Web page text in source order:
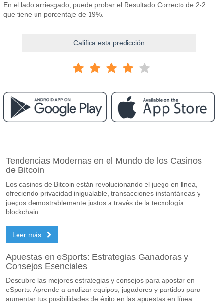
En el lado arriesgado, puede probar el Resultado Correcto de 2-2
que tiene un porcentaje de 19%.
Califica esta predicción
El partido entre Dundalk v Bohemians Dublin 08 May 2026 19:45.
Un Empate en el partido tiene una probabilidad de 35%.
Marcarán ambos equipos en el partido Dundalk v
Sí para Ambos Equipos Marcan, con un porcentaje de 58%.
Cuál es el pronóstico de resultado correcto para
En el lado arriesgado, puede probar el Resultado Correcto de 2-2
Tendencias Modernas en el Mundo de los Casinos
de Bitcoin
Los casinos de Bitcoin están revolucionando el juego en línea,
ofreciendo privacidad inigualable, transacciones instantáneas y
juegos demostrablemente justos a través de la tecnología
blockchain.
Leer más
Apuestas en eSports: Estrategias Ganadoras y
Consejos Esenciales
Descubre las mejores estrategias y consejos para apostar en
eSports. Aprende a analizar equipos, jugadores y partidos para
aumentar tus posibilidades de éxito en las apuestas en línea.